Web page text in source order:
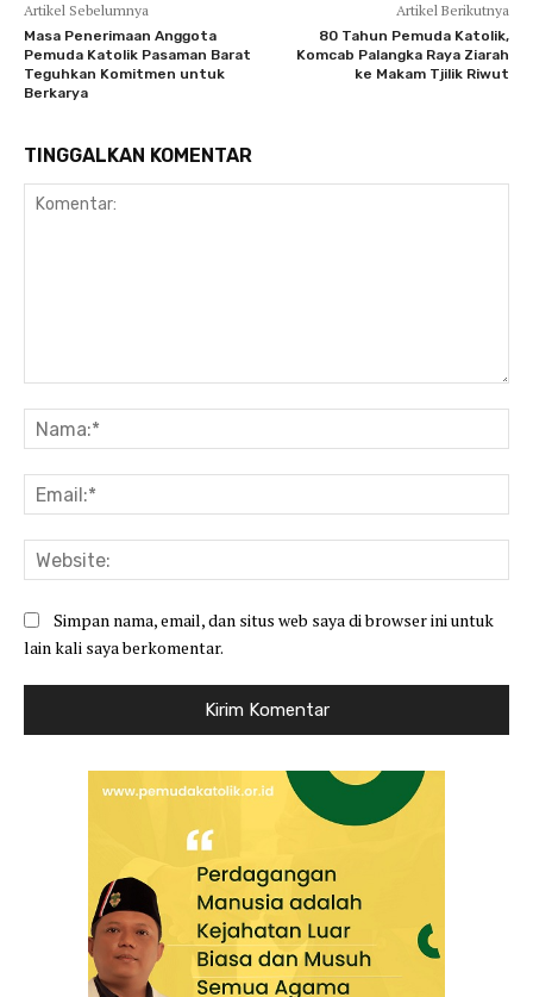
Artikel Sebelumnya
Masa Penerimaan Anggota
Pemuda Katolik Pasaman Barat
Teguhkan Komitmen untuk
Berkarya
Artikel Berikutnya
80 Tahun Pemuda Katolik,
Komcab Palangka Raya Ziarah
ke Makam Tjilik Riwut
TINGGALKAN KOMENTAR
Simpan nama, email, dan situs web saya di browser ini untuk
lain kali saya berkomentar.